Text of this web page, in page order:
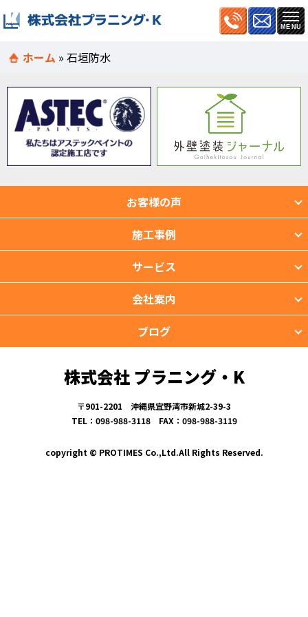
ホーム »石垣防水
お客様の声
施工事例
サービス
会社案内
ブログ
株式会社 プラニング・K
〒901-2201 沖縄県宜野湾市新城2-39-3
TEL：098-988-3118 FAX：098-988-3119
copyright © PROTIMES Co.,Ltd.All Rights Reserved.